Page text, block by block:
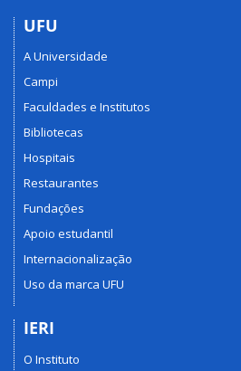
UFU
A Universidade
Campi
Faculdades e Institutos
Bibliotecas
Hospitais
Restaurantes
Fundações
Apoio estudantil
Internacionalização
Uso da marca UFU
IERI
O Instituto